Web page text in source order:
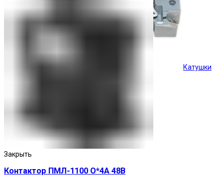
Катушки
Закрыть
Контактор ПМЛ-1100 О*4А 48В